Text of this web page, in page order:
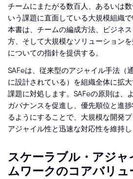
チームにまたがる数百人、あるいは
いう課題に直面している大規模組織で
本書は、チームの編成方法、ビジネ
方、そして大規模なソリューション
についての指針を提供する。
SAFeは、従来型のアジャイル手法（
に設計されている）を組織全体に拡
課題に対処します。SAFeの原則は、
ガバナンスを促進し、優先順位と進
るようにすることで、大規模な開発
アジャイル性と迅速な対応性を維持し
スケーラブル・アジャ
ムワークのコアバリュ